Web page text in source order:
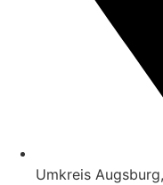
Umkreis